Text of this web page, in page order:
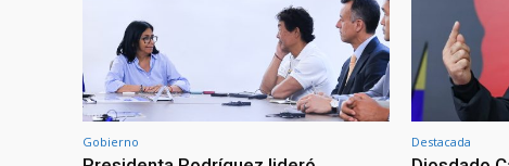
Gobierno Destacada